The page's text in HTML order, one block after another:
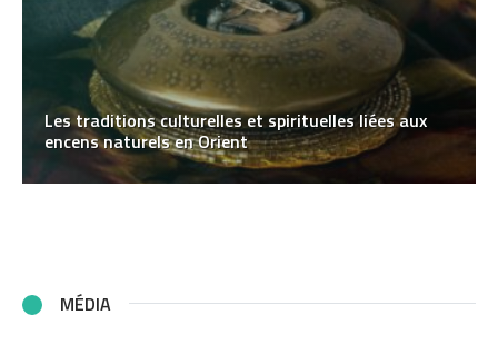
Les traditions culturelles et spirituelles liées aux
encens naturels en Orient
MÉDIA